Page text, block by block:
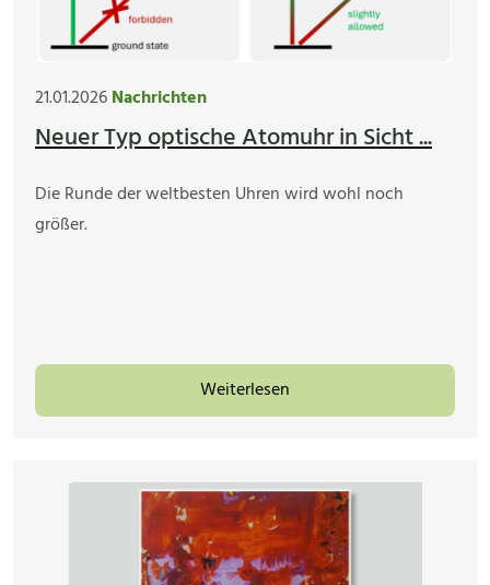
21.01.2026Nachrichten
Neuer Typ optische Atomuhr in Sicht ...
Die Runde der weltbesten Uhren wird wohl noch
größer.
Weiterlesen